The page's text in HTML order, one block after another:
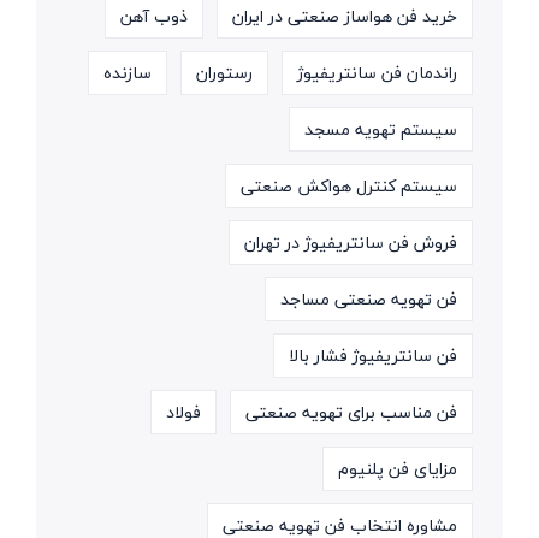
خرید فن هواساز صنعتی در ایران
ذوب آهن
راندمان فن سانتریفیوژ
رستوران
سازنده
سیستم تهویه مسجد
سیستم کنترل هواکش صنعتی
فروش فن سانتریفیوژ در تهران
فن تهویه صنعتی مساجد
فن سانتریفیوژ فشار بالا
فن مناسب برای تهویه صنعتی
فولاد
مزایای فن پلنیوم
مشاوره انتخاب فن تهویه صنعتی